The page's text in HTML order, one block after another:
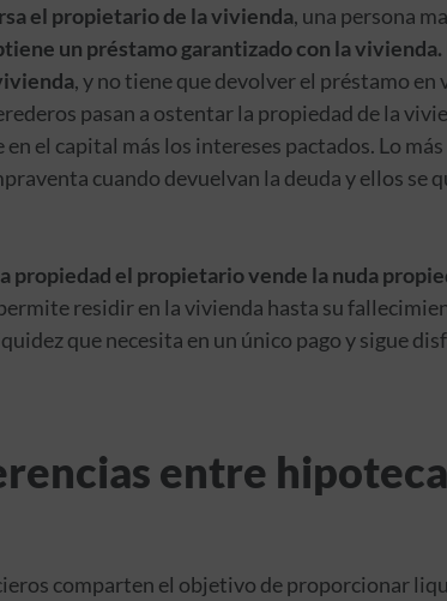
el propietario de la vivienda, una persona
un préstamo garantizado con la vivienda.
, y no tiene que devolver el préstamo
pasan a ostentar la propiedad de la
el capital más los intereses pactados. Lo
cuando devuelvan la deuda y ellos se
propiedad el propietario vende la nuda
residir en la vivienda hasta su
que necesita en un único pago y sigue
entre
comparten el objetivo de proporcionar